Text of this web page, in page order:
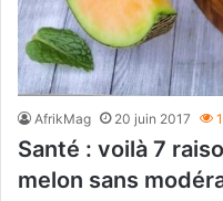
AfrikMag 20 juin 2017
Santé : voilà 7
melon sans